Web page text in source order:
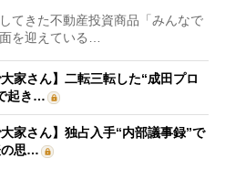
てきた不動産投資商品「みんなで
を迎えている…
家さん】二転三転した“成田プロ
起き…
家さん】独占入手“内部議事録”で
の思…